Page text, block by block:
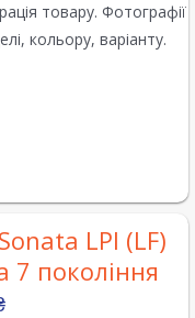
товару. Фотографії
кольору, варіанту.
LPI (LF)
7 покоління